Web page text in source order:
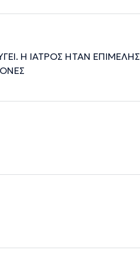
Η ΙΑΤΡΟΣ ΗΤΑΝ ΕΠΙΜΕΛΗΣ